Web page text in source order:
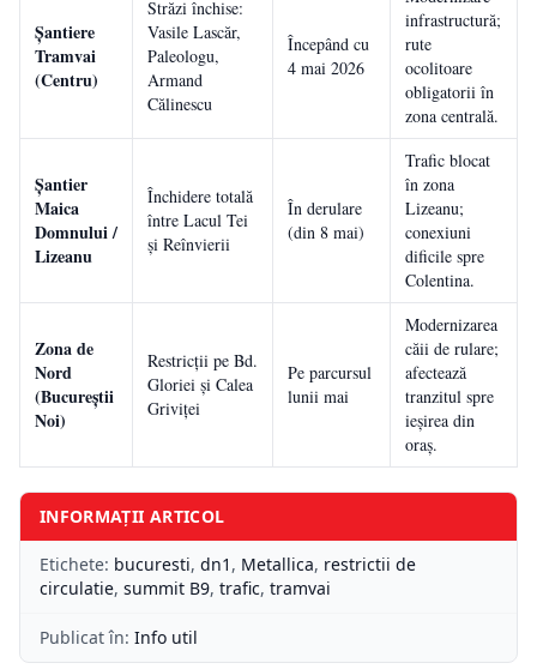
Șantiere
Tramvai
(Centru)
Străzi închise:
Vasile Lascăr,
Paleologu,
Armand
Călinescu
Începând cu
4 mai 2026
infrastructură;
rute
ocolitoare
obligatorii în
zona centrală.
Șantier
Maica
Domnului /
Lizeanu
Închidere totală
între Lacul Tei
și Reînvierii
În derulare
(din 8 mai)
Trafic blocat
în zona
Lizeanu;
conexiuni
dificile spre
Colentina.
Zona de
Nord
(Bucureștii
Noi)
Restricții pe Bd.
Gloriei și Calea
Griviței
Pe parcursul
lunii mai
Modernizarea
căii de rulare;
afectează
tranzitul spre
ieșirea din
oraș.
INFORMAȚII ARTICOL
Etichete: bucuresti, dn1 , Metallica, restrictii de
circulatie, summit B9, trafic, tramvai
Publicat în: Info util